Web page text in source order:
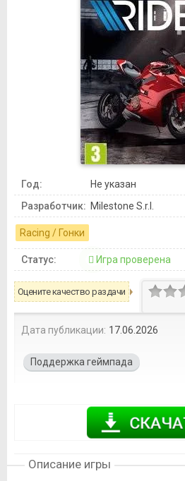
Год:
Не указан
Разработчик: Milestone S.r.l.
Racing / Гонки
Статус: Игра проверена
Оцените качество раздачи
Дата публикации: 17.06.2026
Поддержка геймпада
Описание игры